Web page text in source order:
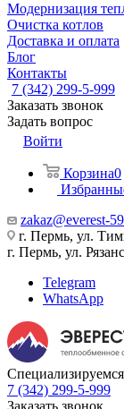
Модернизация
Очистка котлов
Доставка и оплата
Блог
Контакты
7 (342) 299-5-999
Заказать звонок
Задать вопрос
Войти
Корзина0
zakaz@everest-
г. Пермь, ул.
г. Пермь, ул.
Telegram
WhatsApp
7 (342) 299-5-999
Заказать звонок